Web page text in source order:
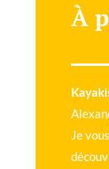
À
Je